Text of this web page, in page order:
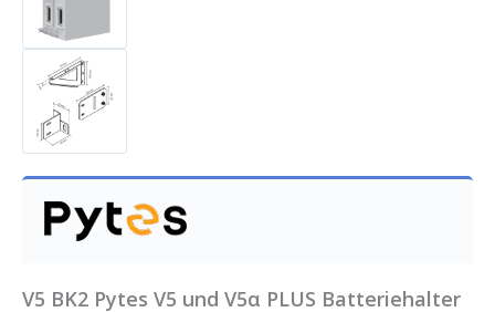
V5 BK2 Pytes V5 und V5α PLUS Batteriehalter